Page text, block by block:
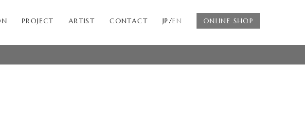
PROJECT ARTIST CONTACT JP/EN ONLINE SHOP